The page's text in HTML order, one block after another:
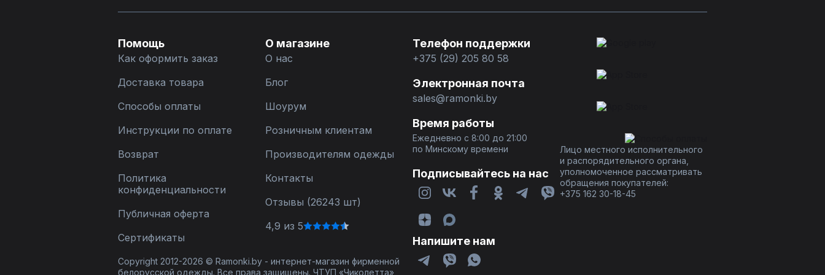
Помощь
Как оформить заказ
Доставка товара
Способы оплаты
Инструкции по оплате
Возврат
Политика
конфиденциальности
Публичная оферта
Сертификаты
О магазине
О нас
Блог
Шоурум
Розничным клиентам
Производителям одежды
Контакты
Отзывы (26243 шт)
4,9 из 5
Телефон поддержки
+375 (29) 205 80 58
Электронная почта
sales@ramonki.by
Время работы
Ежедневно с 8:00 до 21:00
по Минскому времени
Подписывайтесь на нас
Напишите нам
Лицо местного исполнительного
и распорядительного органа,
уполномоченное рассматривать
обращения покупателей:
+375 162 30-18-45
Copyright 2012-2026 © Ramonki.by - интернет-магазин фирменной
белорусской одежды. Все права защищены. ЧТУП «Чиколетта»,